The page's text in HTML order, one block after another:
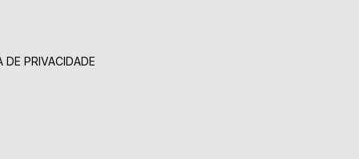
DE PRIVACIDADE